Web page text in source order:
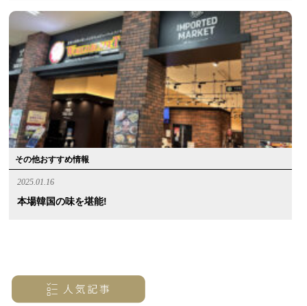
その他おすすめ情報
2025.01.16
本場韓国の味を堪能!